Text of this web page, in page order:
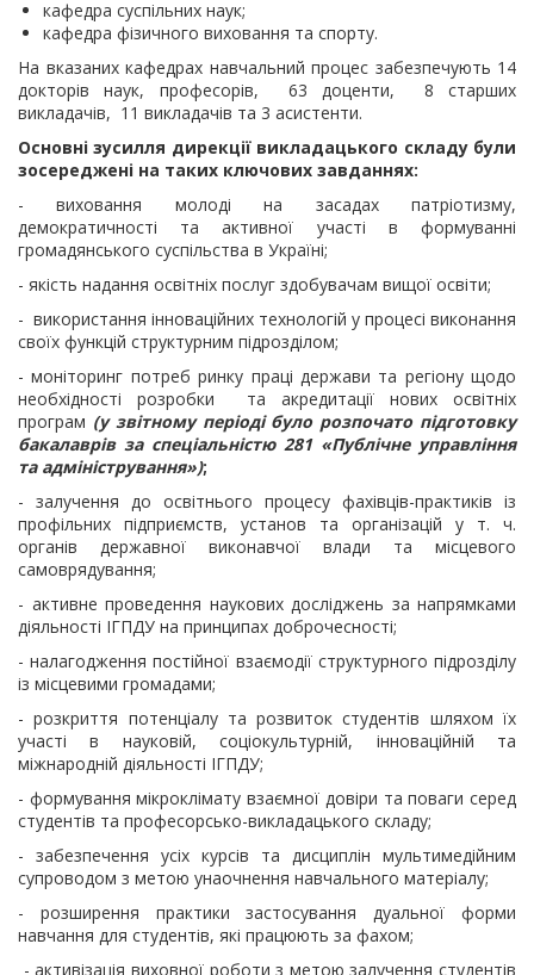
кафедра суспільних наук;
кафедра фізичного виховання та спорту.
На вказаних кафедрах навчальний процес забезпечують 14
докторів наук, професорів, 63 доценти, 8 старших
викладачів, 11 викладачів та 3 асистенти.
Основні зусилля дирекції викладацького складу були
зосереджені на таких ключових завданнях:
- виховання молоді на засадах патріотизму,
демократичності та активної участі в формуванні
громадянського суспільства в Україні;
- якість надання освітніх послуг здобувачам вищої освіти;
- використання інноваційних технологій у процесі виконання
своїх функцій структурним підрозділом;
- моніторинг потреб ринку праці держави та регіону щодо
необхідності розробки та акредитації нових освітніх
програм (у звітному періоді було розпочато підготовку
бакалаврів за спеціальністю 281 «Публічне управління
та адміністрування»);
- залучення до освітнього процесу фахівців-практиків із
профільних підприємств, установ та організацій у т. ч.
органів державної виконавчої влади та місцевого
самоврядування;
- активне проведення наукових досліджень за напрямками
діяльності ІГПДУ на принципах доброчесності;
- налагодження постійної взаємодії структурного підрозділу
із місцевими громадами;
- розкриття потенціалу та розвиток студентів шляхом їх
участі в науковій, соціокультурній, інноваційній та
міжнародній діяльності ІГПДУ;
- формування мікроклімату взаємної довіри та поваги серед
студентів та професорсько-викладацького складу;
- забезпечення усіх курсів та дисциплін мультимедійним
супроводом з метою унаочнення навчального матеріалу;
- розширення практики застосування дуальної форми
навчання для студентів, які працюють за фахом;
- активізація виховної роботиз метою залучення студентів